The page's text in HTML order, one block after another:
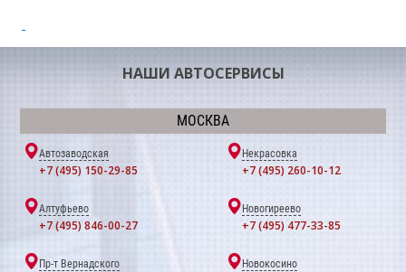
НАШИ АВТОСЕРВИСЫ
МОСКВА
Автозаводская
+7 (495) 150-29-85
Некрасовка
+7 (495) 260-10-12
Алтуфьево
+7 (495) 846-00-27
Новогиреево
+7 (495) 477-33-85
Пр-т Вернадского Новокосино